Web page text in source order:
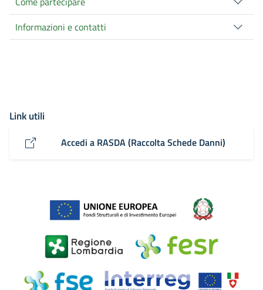
Informazioni e contatti
Link utili
Accedi a RASDA (Raccolta Schede Danni)